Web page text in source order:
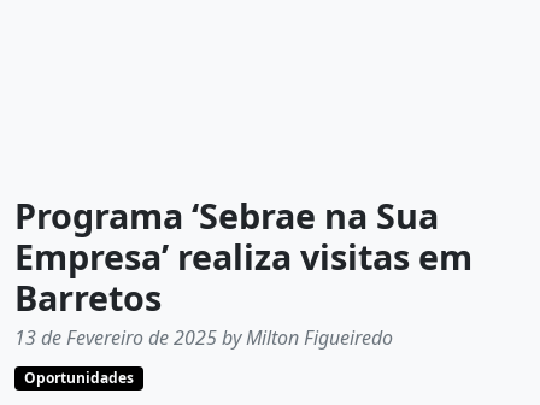
Programa ‘Sebrae na Sua
Empresa’ realiza visitas em
Barretos
13 de Fevereiro de 2025 by Milton Figueiredo
Oportunidades